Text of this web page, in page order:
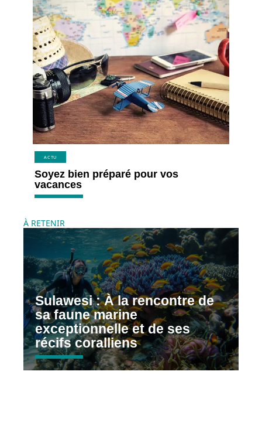
ACTU
Soyez bien préparé pour vos
vacances
À RETENIR
Sulawesi : À la rencontre de
sa faune marine
exceptionnelle et de ses
récifs coralliens